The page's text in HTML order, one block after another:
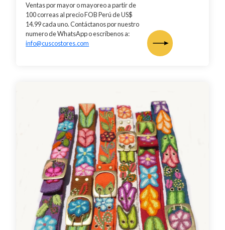
Ventas por mayor o mayoreo a partir de
100 correas al precio FOB Perú de US$
14.99 cada uno. Contáctanos por nuestro
numero de WhatsApp o escríbenos a:
info@cuscostores.com